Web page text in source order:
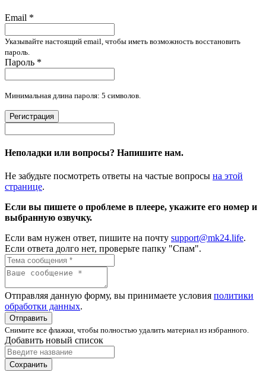
Email *
Указывайте настоящий email, чтобы иметь возможность восстановить
пароль.
Пароль *
Минимальная длина пароля: 5 символов.
Регистрация
Неполадки или вопросы? Напишите нам.
Не забудьте посмотреть ответы на частые вопросы на этой
странице.
Если вы пишете о проблеме в плеере, укажите его номер и
выбранную озвучку.
Если вам нужен ответ, пишите на почту support@mk24.life.
Если ответа долго нет, проверьте папку "Спам".
Отправляя данную форму, вы принимаете условия политики
обработки данных.
Отправить
Снимите все флажки, чтобы полностью удалить материал из избранного.
Добавить новый список
Сохранить